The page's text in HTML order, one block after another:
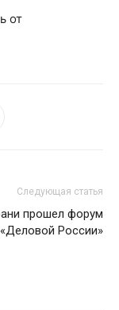
от
Следующая статья
прошел форум
«Деловой России»